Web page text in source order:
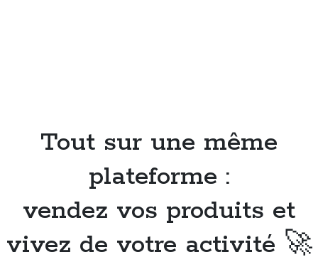
Tout sur une même
plateforme :
vendez vos produits et
vivez de votre activité 🚀